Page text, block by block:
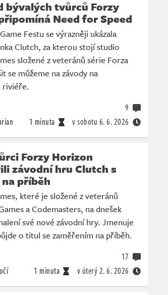
bývalých tvůrců Forzy
Need for Speed
Festu se výrazněji ukázala
Clutch, za kterou stojí studio
složené z veteránů série Forza
se můžeme na závody na
riviéře.
1 minuta v sobotu 6. 6. 2026
9
Forzy Horizon
závodní hru Clutch s
příběh
které je složené z veteránů
a Codemasters, na dnešek
své nové závodní hry. Jmenuje
o titul se zaměřením na příběh.
1 minuta v úterý2. 6. 2026
17